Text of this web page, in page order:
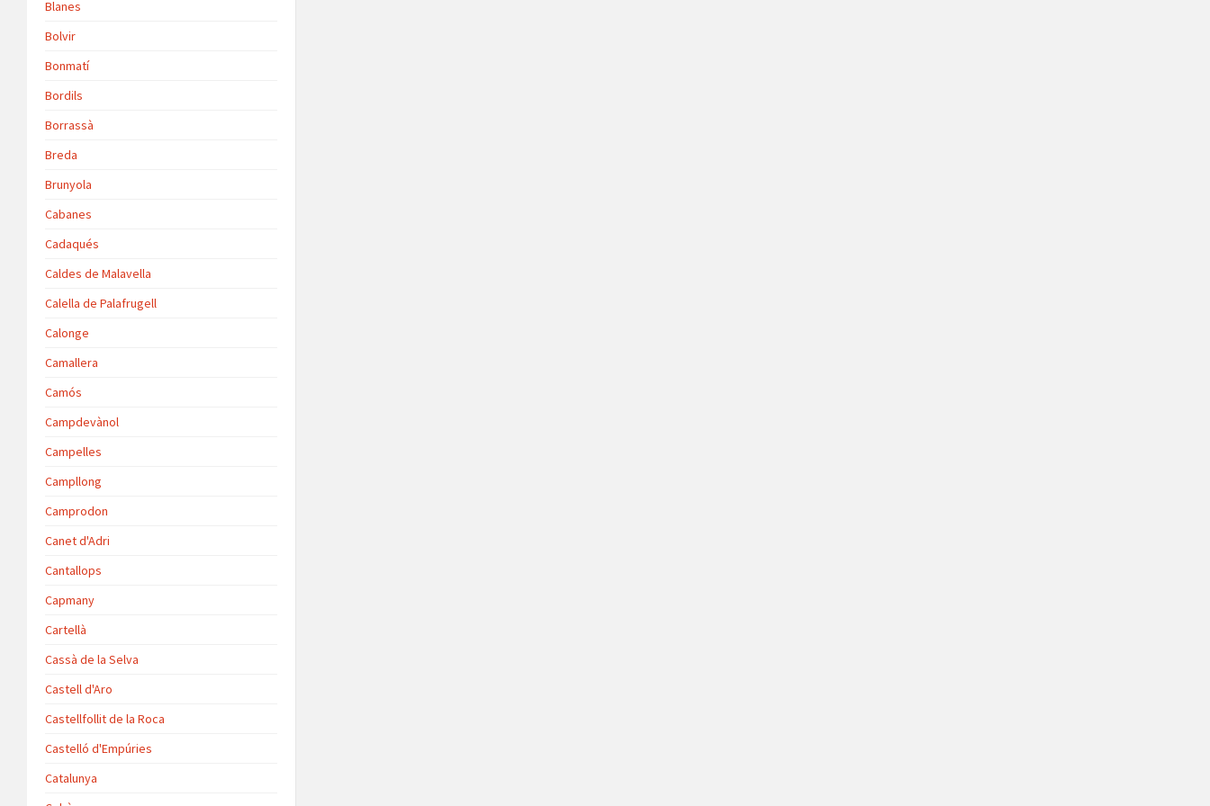
Blanes
Bolvir
Bonmatí
Bordils
Borrassà
Breda
Brunyola
Cabanes
Cadaqués
Caldes de Malavella
Calella de Palafrugell
Calonge
Camallera
Camós
Campdevànol
Campelles
Campllong
Camprodon
Canet d'Adri
Cantallops
Capmany
Cartellà
Cassà de la Selva
Castell d'Aro
Castellfollit de la Roca
Castelló d'Empúries
Catalunya